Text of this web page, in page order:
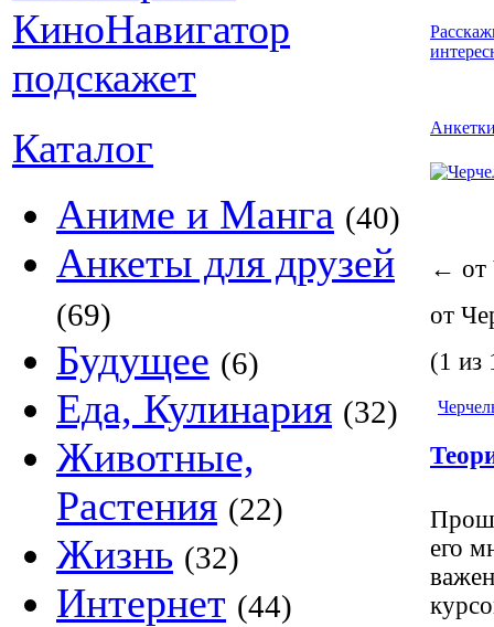
Каталог
Аниме и Манга (40)
Анкеты для друзей
(69)
Будущее (6)
Еда, Кулинария (32)
Животные,
Растения (22)
Жизнь (32)
Интернет (44)
← от
от
(1 из
его